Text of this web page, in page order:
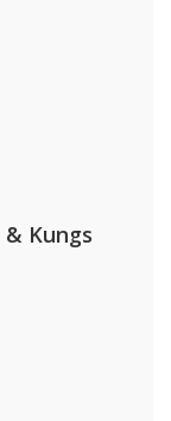
Kungs